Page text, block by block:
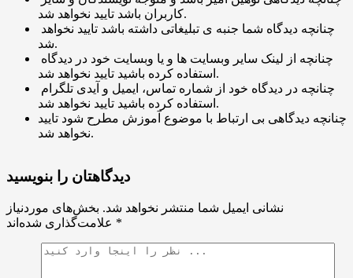
کاربران باشد تایید نخواهد شد.
شد.
استفاده کرده باشید تایید نخواهد شد.
استفاده کرده باشید تایید نخواهد شد.
چنانچه دیدگاهی بی ارتباط با موضوع آموزش مطرح شود تایید
نخواهد شد.
دیدگاهتان را بنویسید
نشانی ایمیل شما منتشر نخواهد شد. بخش‌های موردنیاز
*